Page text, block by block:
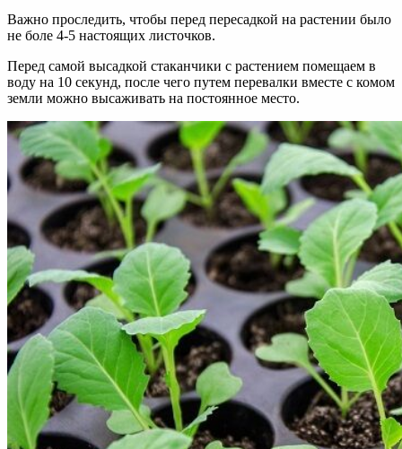
Важно проследить, чтобы перед пересадкой на растении было
не боле 4-5 настоящих листочков.
Перед самой высадкой стаканчики с растением помещаем в
воду на 10 секунд, после чего путем перевалки вместе с комом
земли можно высаживать на постоянное место.